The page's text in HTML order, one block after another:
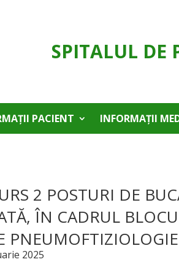
SPITALUL DE
PACIENT INFORMAȚII
2 POSTURI DE
ÎN CADRUL
2025